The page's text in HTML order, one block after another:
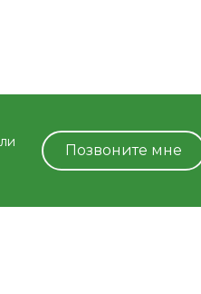
Позвоните мне